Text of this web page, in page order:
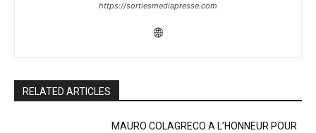
https://sortiesmediapresse.com
RELATED ARTICLES
MAURO COLAGRECO A L’HONNEUR POUR